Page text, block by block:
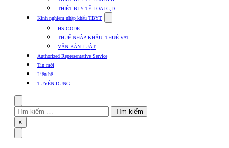
for
Thủ
tục
mặt
hàng
THIẾT BỊ Y TẾ LOẠI C,D
Kinh nghiệm nhập khẩu TBYT
submenu
Kinh
HS CODE
THUẾ NHẬP KHẨU, THUẾ VAT
VĂN BẢN LUẬT
Authorized Representative Service
Tin mới
Liên hệ
TUYỂN DỤNG
Tìm
kiếm
cho:
Close
×